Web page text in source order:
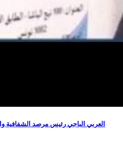
العربي الباجي رئيس مرصد الشفافية